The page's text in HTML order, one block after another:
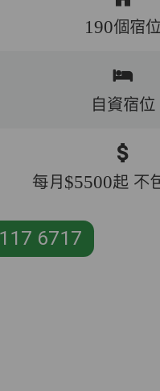
190個宿位
自資宿位
每月$5500起 不
6717